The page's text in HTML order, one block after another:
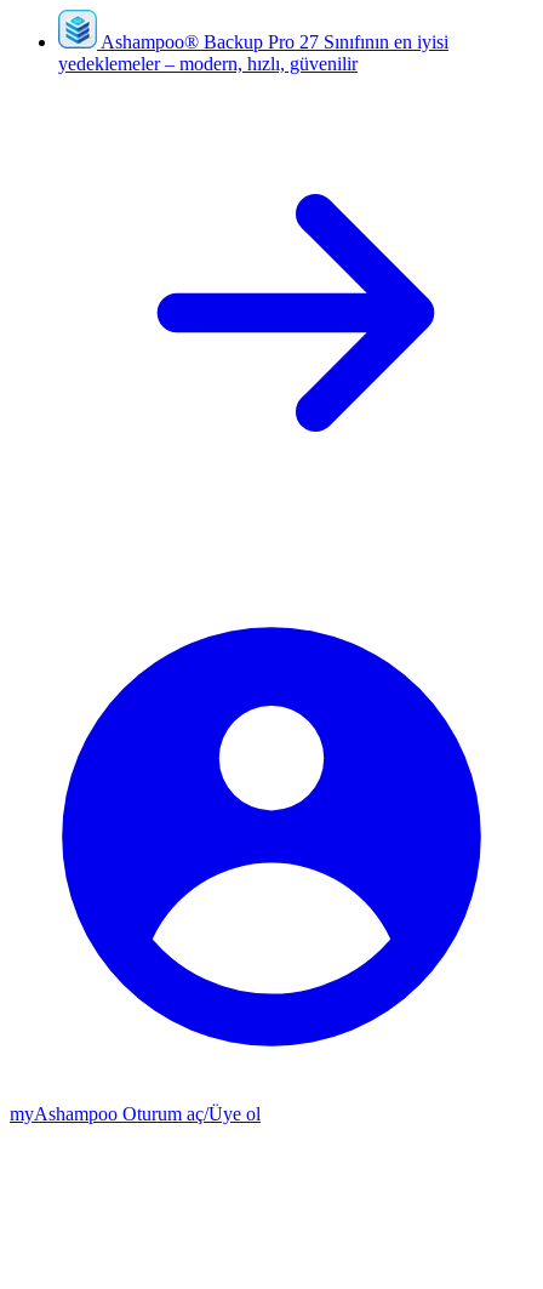
Ashampoo® Backup Pro 27 Sınıfının en iyisi
yedeklemeler – modern, hızlı, güvenilir
myAshampoo Oturum aç/Üye ol